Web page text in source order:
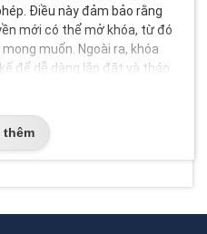
Điều này đảm bảo rằng
mới có thể mở khóa, từ đó
muốn. Ngoài ra, khóa
để dễ dàng lắp đặt và tháo
phổ biến
loại khác nhau, mỗi loại
thêm